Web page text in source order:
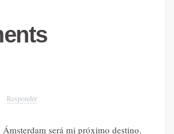
Responder
Ámsterdam será mi próximo destino.